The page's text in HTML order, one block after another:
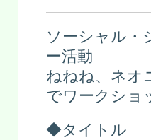
ソーシャル・
ー活動
ねねね、ネオ
でワークショ
◆タイトル